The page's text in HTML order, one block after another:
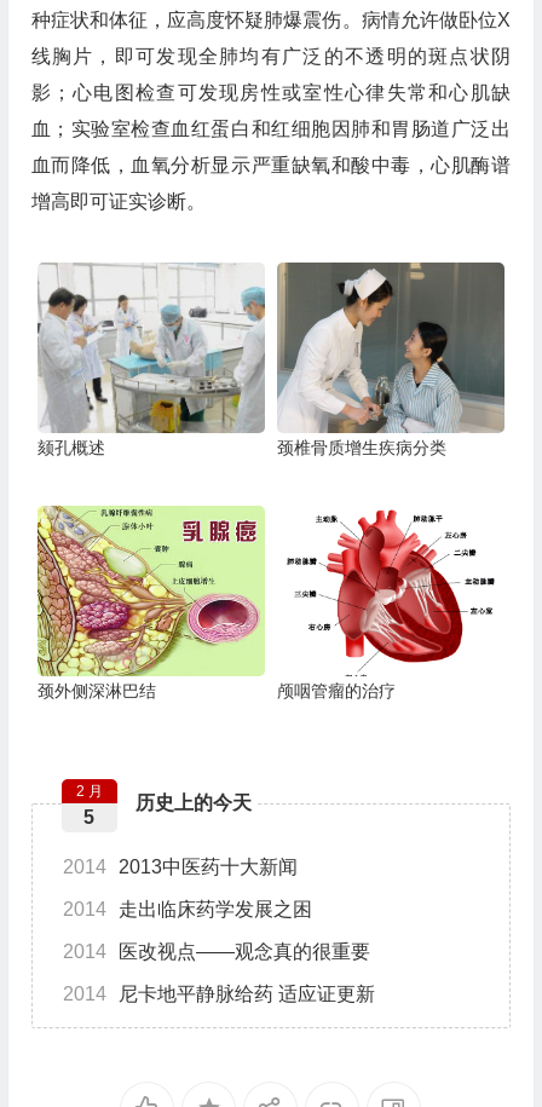
种症状和体征，应高度怀疑肺爆震伤。病情允许做卧位X
线胸片，即可发现全肺均有广泛的不透明的斑点状阴
影；心电图检查可发现房性或室性心律失常和心肌缺
血；实验室检查血红蛋白和红细胞因肺和胃肠道广泛出
血而降低，血氧分析显示严重缺氧和酸中毒，心肌酶谱
增高即可证实诊断。
颏孔概述 颈椎骨质增生疾病分类
颈外侧深淋巴结 颅咽管瘤的治疗
历史上的今天
2 月
5
2014 2013中医药十大新闻
2014 走出临床药学发展之困
2014 医改视点――观念真的很重要
2014 尼卡地平静脉给药 适应证更新